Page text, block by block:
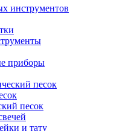
инструментов
приборы
песок
песок
и тату